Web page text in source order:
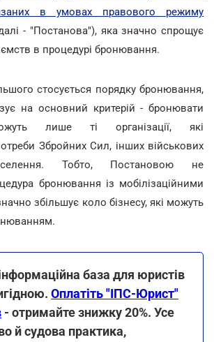
в умовах правового режиму
- "Постанова"), яка значно спрощує
в процедурі бронювання.
стосується порядку бронювання,
на основний критерій - бронювати
лише ті організації, які
Збройних Сил, інших військових
Тобто, Постановою не
бронювання із мобілізаційними
збільшує коло бізнесу, які можуть
база для юристів
Оплатіть "ІПС-Юрист"
- отримайте знижку 20%. Усе
й судова практика,